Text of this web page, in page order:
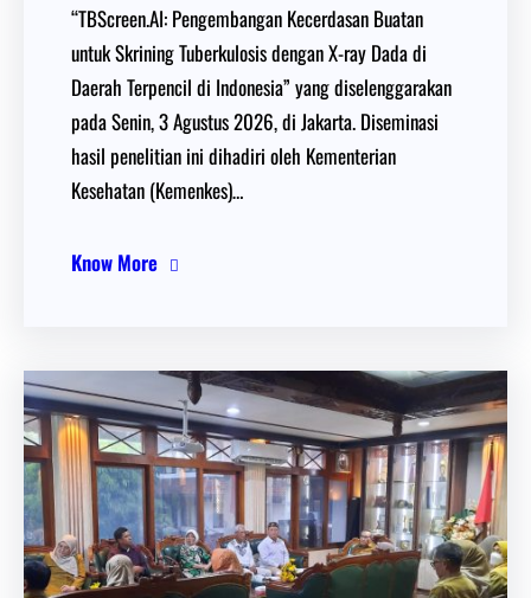
“TBScreen.AI: Pengembangan Kecerdasan Buatan
untuk Skrining Tuberkulosis dengan X-ray Dada di
Daerah Terpencil di Indonesia” yang diselenggarakan
pada Senin, 3 Agustus 2026, di Jakarta. Diseminasi
hasil penelitian ini dihadiri oleh Kementerian
Kesehatan (Kemenkes)…
Know More